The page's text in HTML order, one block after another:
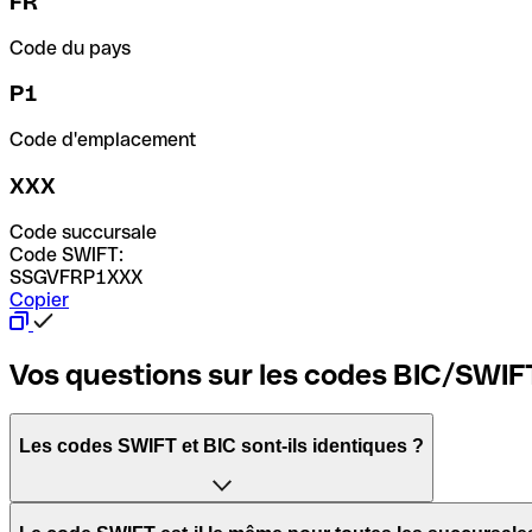
Code du pays
P1
Code d'emplacement
XXX
Code succursale
Code SWIFT:
SSGVFRP1XXX
Copier
Vos questions sur les codes BIC/
Les codes SWIFT et BIC sont-ils identiques ?